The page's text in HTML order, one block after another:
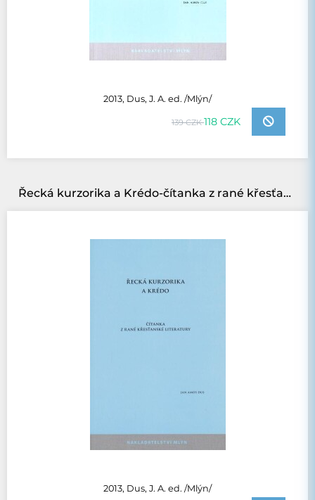
2013, Dus, J. A. ed. /Mlýn/
139 CZK118 CZK
Řecká kurzorika a Krédo-čítanka z rané křesťanské literatury
2013, Dus, J. A. ed. /Mlýn/